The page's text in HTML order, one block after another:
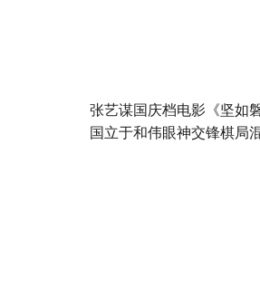
张艺谋国庆档电影《坚如
国立于和伟眼神交锋棋局